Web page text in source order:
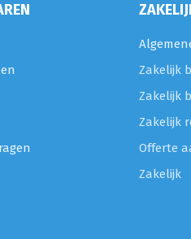
Zakelijk
Zakelijk
Zakelijk
Offerte
Zakelijk